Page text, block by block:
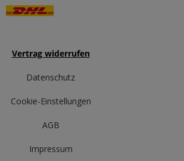
Vertrag widerrufen
Datenschutz
Cookie-Einstellungen
AGB
Impressum